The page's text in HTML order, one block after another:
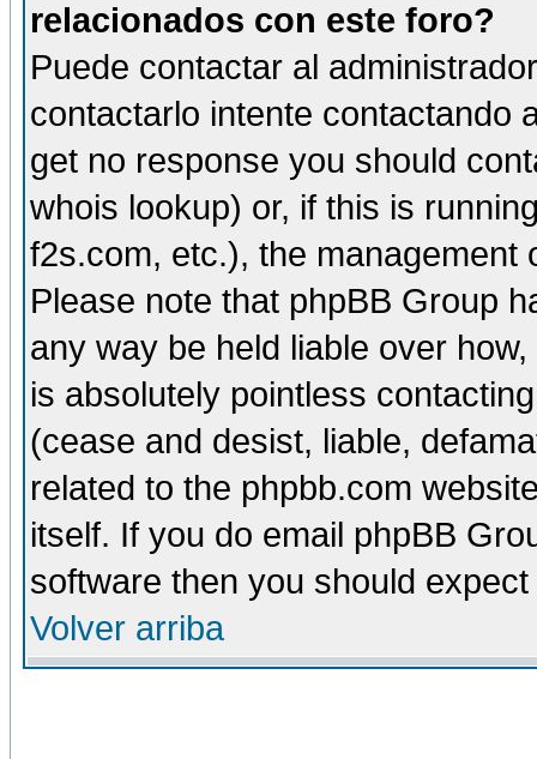
relacionados con este foro?
Puede contactar al
contactarlo intente contactando
get no response you should
whois lookup) or, if this is
f2s.com, etc.), the management
Please note that phpBB Group
any way be held liable over
is absolutely pointless
(cease and desist, liable,
related to the phpbb.com
itself. If you do email phpBB
software then you should
Volver arriba